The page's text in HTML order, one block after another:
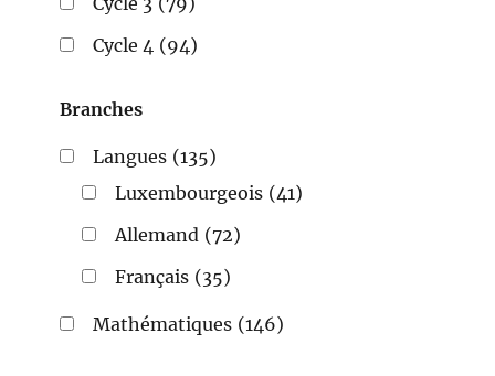
Cycle 4 (94)
Branches
Langues (135)
Luxembourgeois (41)
Allemand (72)
Français (35)
Mathématiques (146)